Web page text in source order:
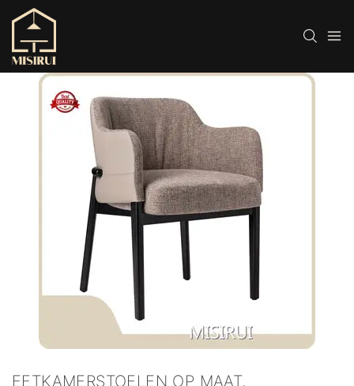
EETKAMERSTOELEN OP MAAT,